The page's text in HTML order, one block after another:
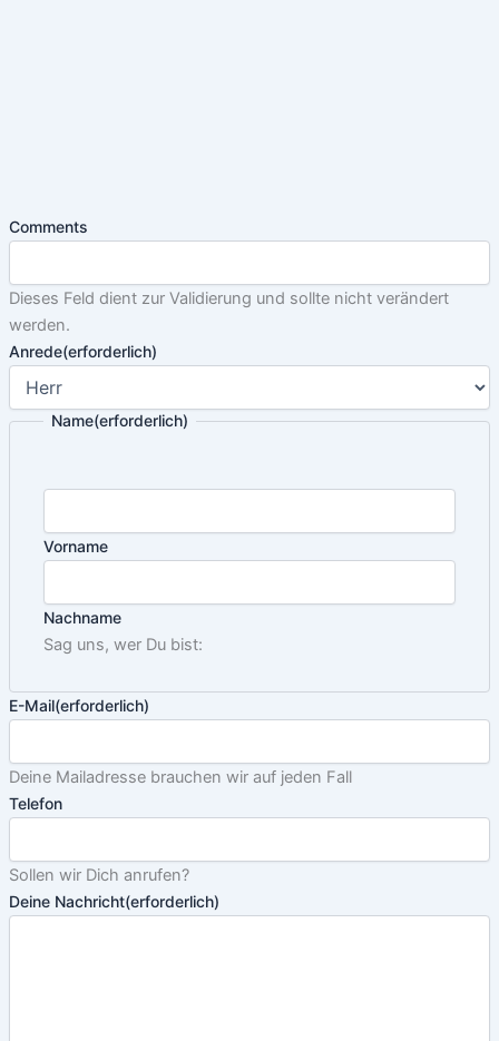
Comments
Dieses Feld dient zur Validierung und sollte nicht verändert
werden.
Anrede(erforderlich)
Name(erforderlich)
Vorname
Nachname
Sag uns, wer Du bist:
E-Mail(erforderlich)
Deine Mailadresse brauchen wir auf jeden Fall
Telefon
Sollen wir Dich anrufen?
Deine Nachricht(erforderlich)